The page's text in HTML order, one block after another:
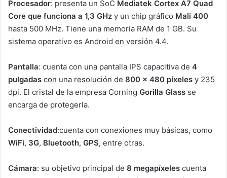
Procesador: presenta un SoC Mediatek Cortex A7 Quad
Core que funciona a 1,3 GHz y un chip gráfico Mali 400
hasta 500 MHz. Tiene una memoria RAM de 1 GB. Su
sistema operativo es Android en versión 4.4.
Pantalla: cuenta con una pantalla IPS capacitiva de 4
pulgadas con una resolución de 800 x 480 píxeles y 235
dpi. El cristal de la empresa Corning Gorilla Glass se
encarga de protegerla.
Conectividad:cuenta con conexiones muy básicas, como
WiFi, 3G, Bluetooth, GPS, entre otras.
Cámara: su objetivo principal de 8 megapíxeles cuenta